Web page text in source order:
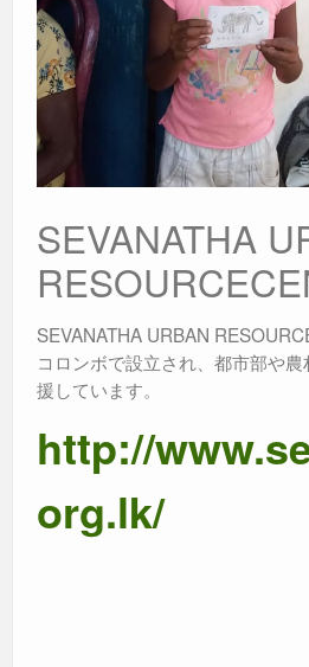
SEVANATHA
SEVANATHA URBAN
コロンボで設立され、都市部や
援しています。
http://
org.lk/